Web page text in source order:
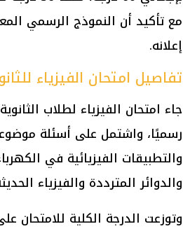
مع تأكيد أن النموذج الرسمي
إعلانه.
تفاصيل امتحان الفيزياء
جاء امتحان الفيزياء لطلاب الثانوية
رسميًا، واشتمل على أسئلة
والتطبيقات الفيزيائية في
والدوائر المترددة والفيزياء